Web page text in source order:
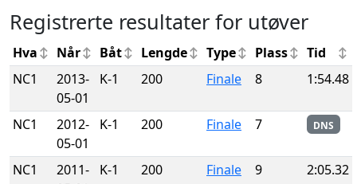
Registrerte resultater for utøver
Hva Når Båt Lengde Type Plass
Tid
NC1
2013-
05-01
K-1 200 Finale 8 1:54.48
NC1
2012-
05-01
K-1 200 Finale 7 DNS
NC1
2011-
K-1 200 Finale 9 2:05.32